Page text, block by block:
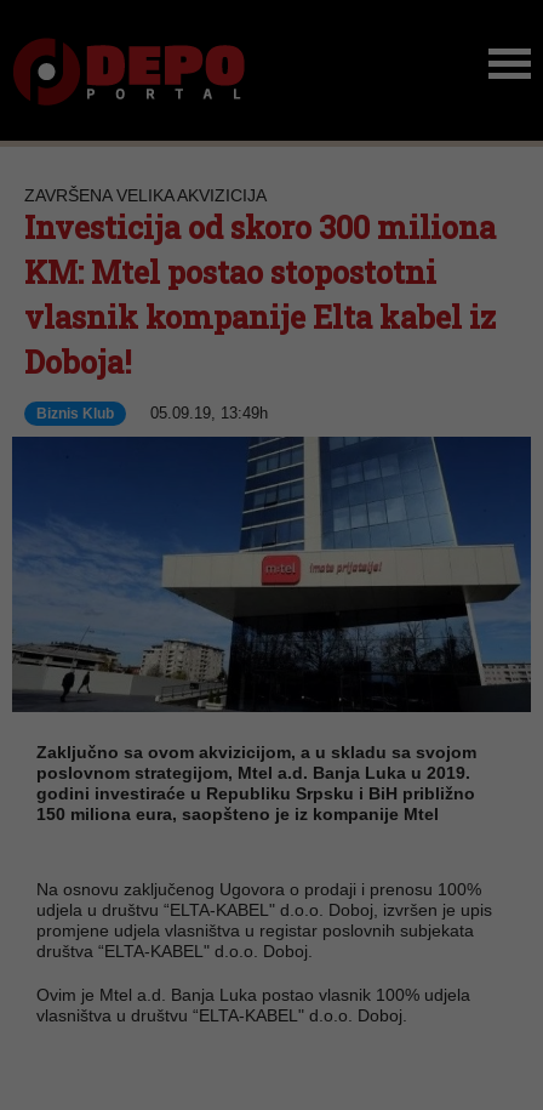
ZAVRŠENA VELIKA AKVIZICIJA
Investicija od skoro 300 miliona
KM: Mtel postao stopostotni
vlasnik kompanije Elta kabel iz
Doboja!
Biznis Klub 05.09.19, 13:49h
Zaključno sa ovom akvizicijom, a u skladu sa svojom
poslovnom strategijom, Mtel a.d. Banja Luka u 2019.
godini investiraće u Republiku Srpsku i BiH približno
150 miliona eura, saopšteno je iz kompanije Mtel
Na osnovu zaključenog Ugovora o prodaji i prenosu 100%
udjela u društvu “ELTA-KABEL" d.o.o. Doboj, izvršen je upis
promjene udjela vlasništva u registar poslovnih subjekata
društva “ELTA-KABEL" d.o.o. Doboj.
Ovim je Mtel a.d. Banja Luka postao vlasnik 100% udjela
vlasništva u društvu “ELTA-KABEL" d.o.o. Doboj.